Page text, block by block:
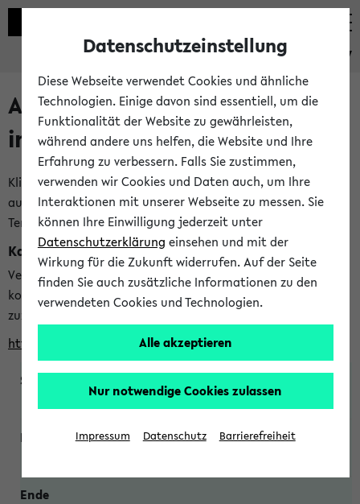
eKVV
Alle veröffentlichten Semester
im eKVV
Klicken Sie auf das Semester, welches Sie für Ihre Sitzung
auswählen möchten. Bitte beachten Sie auch die weiteren
Termine imKalender der Lehrplanung
Kalenderintegration
Verwenden Sie die folgende Adresse, um mit einer
kompatiblen Kalenderanwendung auf die Vorlesungszeiten
zuzugreifen (nähere Informationen
finden Sie hier
https://ekvv.uni-bielefeld.de/ws/calendar?vz
WiSe 2026/2027
Datenschutzeinstellung
Diese Webseite verwendet Cookies und ähnliche
Technologien. Einige davon sind essentiell, um die
Funktionalität der Website zu gewährleisten,
während andere uns helfen, die Website und Ihre
Erfahrung zu verbessern. Falls Sie zustimmen,
verwenden wir Cookies und Daten auch, um Ihre
Interaktionen mit unserer Webseite zu messen. Sie
können Ihre Einwilligung jederzeit unter
Datenschutzerklärung einsehen und mit der
Wirkung für die Zukunft widerrufen. Auf der Seite
finden Sie auch zusätzliche Informationen zu den
verwendeten Cookies und Technologien.
Alle akzeptieren
Nur notwendige Cookies zulassen
Impressum Datenschutz Barrierefreiheit